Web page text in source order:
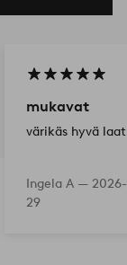
mukavat
värikäs hyvä
Ingela A —
29